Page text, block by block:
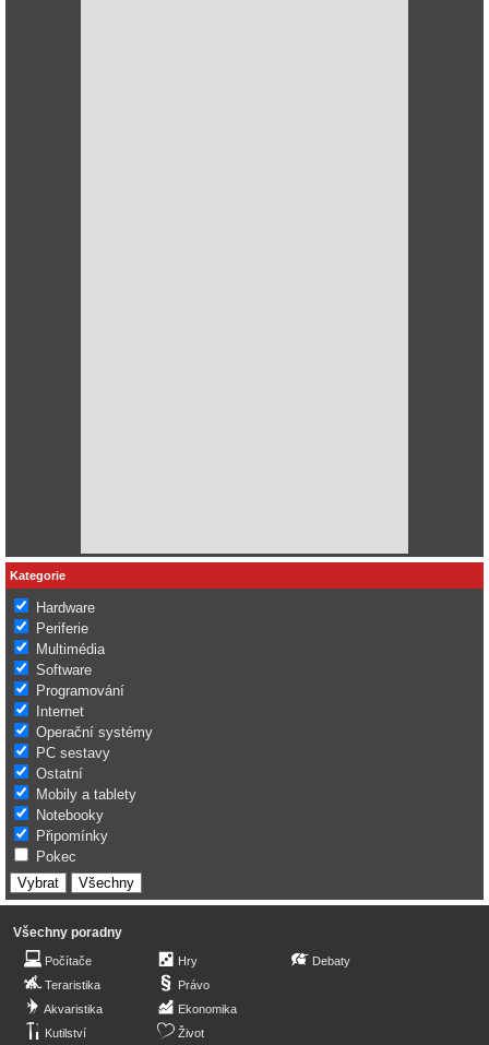
Kategorie
Hardware
Periferie
Multimédia
Software
Programování
Internet
Operační systémy
PC sestavy
Ostatní
Mobily a tablety
Notebooky
Připomínky
Pokec
Všechny poradny
Počítače
Teraristika
Akvaristika
Kutilství
Hry
Právo
Ekonomika
Život
Debaty